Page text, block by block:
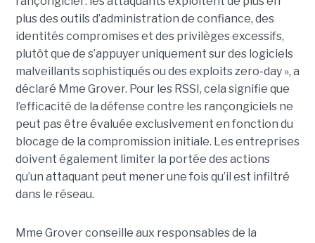
plus des outils d’administration de confiance, des
identités compromises et des privilèges excessifs,
plutôt que de s’appuyer uniquement sur des logiciels
malveillants sophistiqués ou des exploits zero-day », a
déclaré Mme Grover. Pour les RSSI, cela signifie que
l’efficacité de la défense contre les rançongiciels ne
peut pas être évaluée exclusivement en fonction du
blocage de la compromission initiale. Les entreprises
doivent également limiter la portée des actions
qu’un attaquant peut mener une fois qu’il est infiltré
dans le réseau.
Mme Grover conseille aux responsables de la